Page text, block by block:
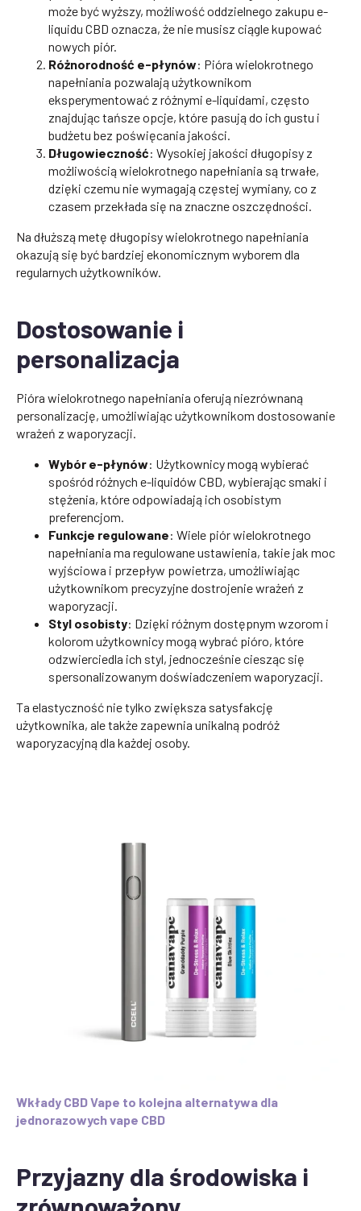
może być wyższy, możliwość oddzielnego zakupu e-
liquidu CBD oznacza, że nie musisz ciągle kupować
nowych piór.
Różnorodność e-płynów: Pióra wielokrotnego
napełniania pozwalają użytkownikom
eksperymentować z różnymi e-liquidami, często
znajdując tańsze opcje, które pasują do ich gustu i
budżetu bez poświęcania jakości.
Długowieczność: Wysokiej jakości długopisy z
możliwością wielokrotnego napełniania są trwałe,
dzięki czemu nie wymagają częstej wymiany, co z
czasem przekłada się na znaczne oszczędności.
Na dłuższą metę długopisy wielokrotnego napełniania
okazują się być bardziej ekonomicznym wyborem dla
regularnych użytkowników.
Dostosowanie i
personalizacja
Pióra wielokrotnego napełniania oferują niezrównaną
personalizację, umożliwiając użytkownikom dostosowanie
wrażeń z waporyzacji.
Wybór e-płynów: Użytkownicy mogą wybierać
spośród różnych e-liquidów CBD, wybierając smaki i
stężenia, które odpowiadają ich osobistym
preferencjom.
Funkcje regulowane: Wiele piór wielokrotnego
napełniania ma regulowane ustawienia, takie jak moc
wyjściowa i przepływ powietrza, umożliwiając
użytkownikom precyzyjne dostrojenie wrażeń z
waporyzacji.
Styl osobisty: Dzięki różnym dostępnym wzorom i
kolorom użytkownicy mogą wybrać pióro, które
odzwierciedla ich styl, jednocześnie ciesząc się
spersonalizowanym doświadczeniem waporyzacji.
Ta elastyczność nie tylko zwiększa satysfakcję
użytkownika, ale także zapewnia unikalną podróż
waporyzacyjną dla każdej osoby.
Wkłady CBD Vape to kolejna alternatywa dla
jednorazowych vape CBD
Przyjazny dla środowiska i